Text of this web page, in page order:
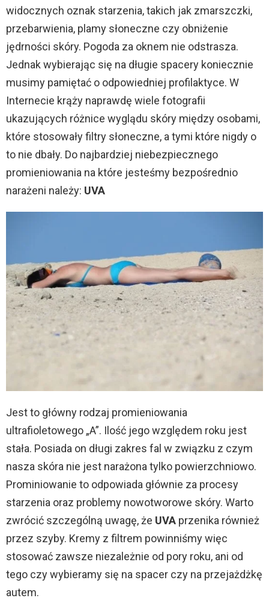
widocznych oznak starzenia, takich jak zmarszczki,
przebarwienia, plamy słoneczne czy obniżenie
jędrności skóry. Pogoda za oknem nie odstrasza.
Jednak wybierając się na długie spacery koniecznie
musimy pamiętać o odpowiedniej profilaktyce. W
Internecie krąży naprawdę wiele fotografii
ukazujących różnice wyglądu skóry między osobami,
które stosowały filtry słoneczne, a tymi które nigdy o
to nie dbały. Do najbardziej niebezpiecznego
promieniowania na które jesteśmy bezpośrednio
narażeni należy: UVA
Jest to główny rodzaj promieniowania
ultrafioletowego „A”. Ilość jego względem roku jest
stała. Posiada on długi zakres fal w związku z czym
nasza skóra nie jest narażona tylko powierzchniowo.
Prominiowanie to odpowiada głównie za procesy
starzenia oraz problemy nowotworowe skóry. Warto
zwrócić szczególną uwagę, że UVA przenika również
przez szyby. Kremy z filtrem powinniśmy więc
stosować zawsze niezależnie od pory roku, ani od
tego czy wybieramy się na spacer czy na przejażdżkę
autem.